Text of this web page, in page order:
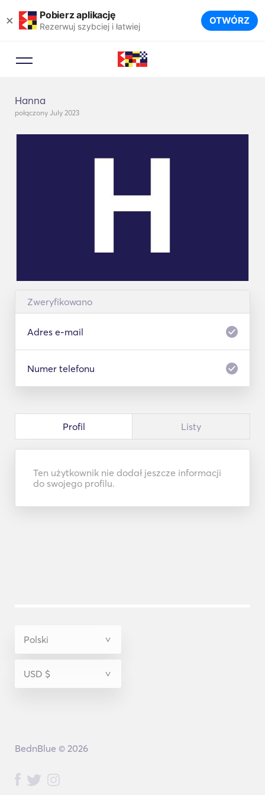
× Pobierz aplikację
Rezerwuj szybciej i łatwiej OTWÓRZ
Hanna
połączony July 2023
Zweryfikowano
Adres e-mail
Numer telefonu
Profil Listy
Ten użytkownik nie dodał jeszcze informacji
do swojego profilu.
BednBlue © 2026